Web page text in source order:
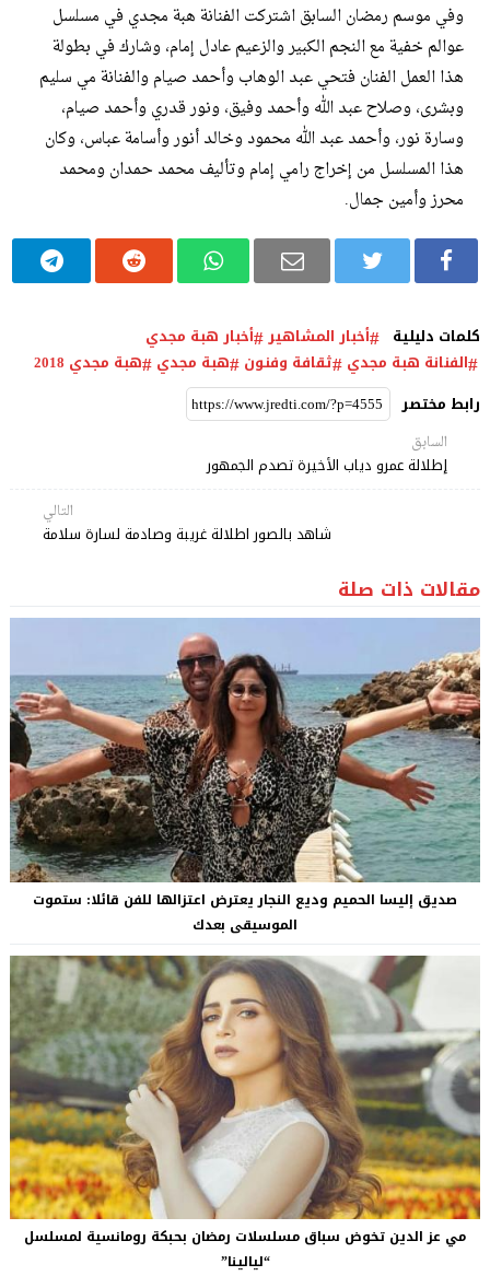
وفي موسم رمضان السابق اشتركت الفنانة هبة مجدي في مسلسل
عوالم خفية مع النجم الكبير والزعيم عادل إمام، وشارك في بطولة
هذا العمل الفنان فتحي عبد الوهاب وأحمد صيام والفنانة مي سليم
وبشرى، وصلاح عبد الله وأحمد وفيق، ونور قدري وأحمد صيام،
وسارة نور، وأحمد عبد الله محمود وخالد أنور وأسامة عباس، وكان
هذا المسلسل من إخراج رامي إمام وتأليف محمد حمدان ومحمد
محرز وأمين جمال.
كلمات دليلية أخبار المشاهير أخبار هبة مجدي
الفنانة هبة مجدي ثقافة وفنون هبة مجدي هبة مجدي 2018
رابط مختصر
السابق
إطلالة عمرو دياب الأخيرة تصدم الجمهور
التالي
شاهد بالصور اطلالة غريبة وصادمة لسارة سلامة
مقالات ذات صلة
صديق إليسا الحميم وديع النجار يعترض اعتزالها للفن قائلا: ستموت
الموسيقى بعدك
مي عز الدين تخوض سباق مسلسلات رمضان بحبكة رومانسية لمسلسل
“ليالينا”